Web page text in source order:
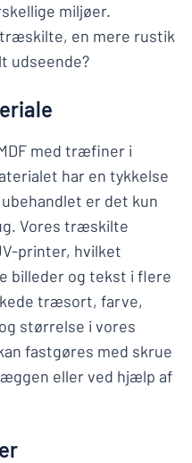
miljøer.
en mere rustik
udseende?
med træfiner i
har en tykkelse
er det kun
Vores træskilte
printer, hvilket
billeder og tekst i flere
træsort, farve,
størrelse i vores
fastgøres med skrue
eller ved hjælp af